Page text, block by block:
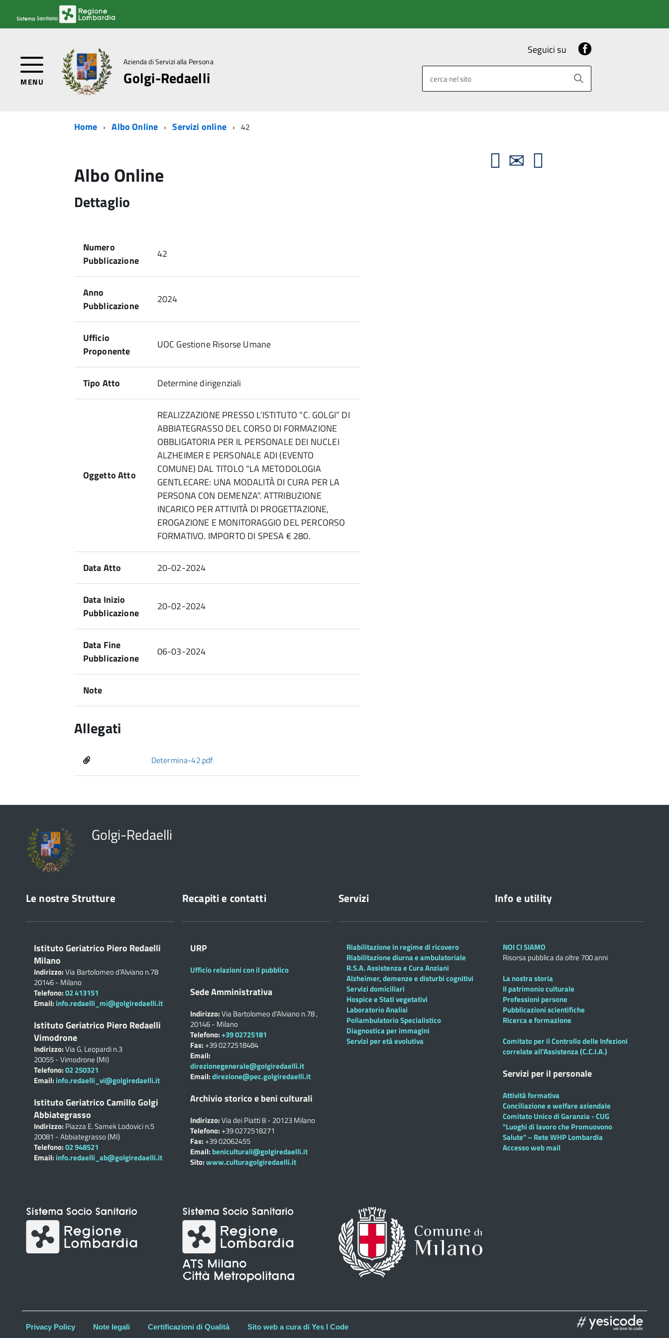
MENU
Azienda di Servizi alla Persona
Golgi-Redaelli
Seguici su
cerca nel sito
Home Albo Online Servizi online 42
Albo Online
Dettaglio
Numero
Pubblicazione
42
Anno
Pubblicazione
2024
Ufficio
Proponente
UOC Gestione Risorse Umane
Tipo Atto Determine dirigenziali
Oggetto Atto
REALIZZAZIONE PRESSO L’ISTITUTO “C. GOLGI” DI
ABBIATEGRASSO DEL CORSO DI FORMAZIONE
OBBLIGATORIA PER IL PERSONALE DEI NUCLEI
ALZHEIMER E PERSONALE ADI (EVENTO
COMUNE) DAL TITOLO “LA METODOLOGIA
GENTLECARE: UNA MODALITÀ DI CURA PER LA
PERSONA CON DEMENZA”. ATTRIBUZIONE
INCARICO PER ATTIVITÀ DI PROGETTAZIONE,
EROGAZIONE E MONITORAGGIO DEL PERCORSO
FORMATIVO. IMPORTO DI SPESA € 280.
Data Atto 20-02-2024
Data Inizio
Pubblicazione
20-02-2024
Data Fine
Pubblicazione
06-03-2024
Note
Allegati
Determina-42.pdf
Golgi-Redaelli
Le nostre Strutture
Istituto Geriatrico Piero Redaelli
Milano
Indirizzo:Via Bartolomeo d'Alviano n.78
20146 - Milano
Telefono:02 413151
Email: info.redaelli_mi@golgiredaelli.it
Istituto Geriatrico Piero Redaelli
Vimodrone
Indirizzo:Via G. Leopardi n.3
20055 - Vimodrone (MI)
Telefono:02 250321
Email: info.redaelli_vi@golgiredaelli.it
Istituto Geriatrico Camillo Golgi
Abbiategrasso
Indirizzo: Piazza E. Samek Lodovici n.5
20081 - Abbiategrasso (MI)
Telefono:02 948521
Email: info.redaelli_ab@golgiredaelli.it
Recapiti e contatti
URP
Ufficio relazioni con il pubblico
Sede Amministrativa
Indirizzo:Via Bartolomeo d'Alviano n.78 ,
20146 - Milano
Telefono:+39 02725181
Fax:+39 0272518484
Email:
direzionegenerale@golgiredaelli.it
Email:direzione@pec.golgiredaelli.it
Archivio storico e beni culturali
Indirizzo:Via dei Piatti 8 - 20123 Milano
Telefono:+39 0272518271
Fax:+39 02062455
Email: beniculturali@golgiredaelli.it
Sito:www.culturagolgiredaelli.it
Servizi
Riabilitazione in regime di ricovero
Riabilitazione diurna e ambulatoriale
R.S.A. Assistenza e Cura Anziani
Alzheimer, demenze e disturbi cognitivi
Servizi domiciliari
Hospice e Stati vegetativi
Laboratorio Analisi
Poliambulatorio Specialistico
Diagnostica per immagini
Servizi per età evolutiva
Info e utility
NOI CI SIAMO
Risorsa pubblica da oltre 700 anni
La nostra storia
Il patrimonio culturale
Professioni persone
Pubblicazioni scientifiche
Ricerca e formazione
Comitato per il Controllo delle Infezioni
correlate all’Assistenza (C.C.I.A.)
Servizi per il personale
Attività formativa
Conciliazione e welfare aziendale
Comitato Unico di Garanzia - CUG
"Luoghi di lavoro che Promuovono
Salute" – Rete WHP Lombardia
Accesso web mail
Privacy Policy Note legali Certificazioni di Qualità Sito web a cura di Yes I Code